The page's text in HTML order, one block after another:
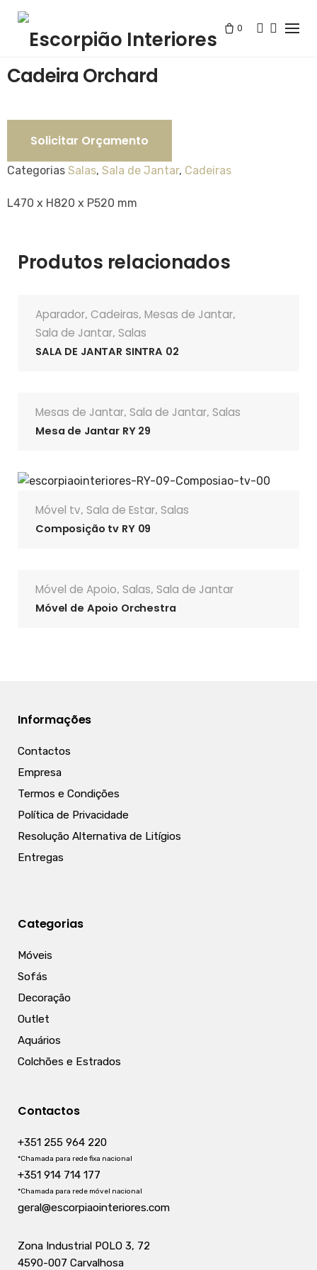
Skip
content
0
/Salas/ Cadeira Orchard
Cadeira Orchard
Solicitar Orçamento
Categorias Salas, Sala de Jantar, Cadeiras
L470 x H820 x P520 mm
Produtos relacionados
Aparador, Cadeiras, Mesas de Jantar,
Sala de Jantar, Salas
SALA DE JANTAR SINTRA 02
Mesas de Jantar, Sala de Jantar, Salas
Mesa de Jantar RY 29
Móvel tv, Sala de Estar, Salas
Composição tv RY 09
Móvel de Apoio, Salas, Sala de Jantar
Móvel de Apoio Orchestra
Informações
Contactos
Empresa
Termos e Condições
Política de Privacidade
Resolução Alternativa de Litígios
Entregas
Categorias
Móveis
Sofás
Decoração
Outlet
Aquários
Colchões e Estrados
Contactos
+351 255 964 220
*Chamada para rede fixa nacional
+351 914 714 177
*Chamada para rede móvel nacional
geral@escorpiaointeriores.com
Zona Industrial POLO 3, 72
4590-007 Carvalhosa